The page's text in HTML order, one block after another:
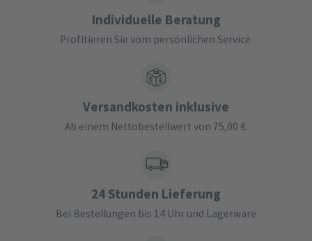
Individuelle Beratung
Profitieren Sie vom persönlichen Service.
Versandkosten inklusive
Ab einem Nettobestellwert von 75,00 €.
24 Stunden Lieferung
Bei Bestellungen bis 14 Uhr und Lagerware